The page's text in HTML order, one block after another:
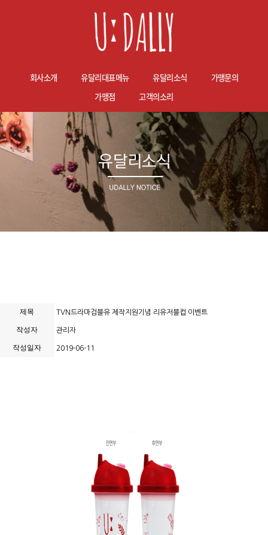
회사소개 유달리대표메뉴 유달리소식
가맹문의
가맹점
고객의소리
제목 TVN드라마검블유 제작지원기념 리유저블컵 이벤트
작성자 관리자
작성일자 2019-06-11